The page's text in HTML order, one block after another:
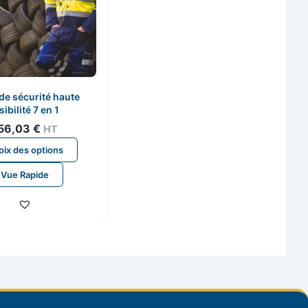
sécurité haute
7 en 1
€ HT
des options
Ce
produit
Vue Rapide